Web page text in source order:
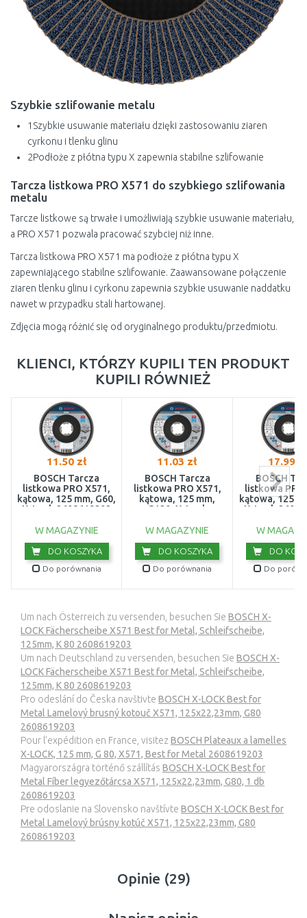
Szybkie szlifowanie metalu
1 Szybkie usuwanie materiału dzięki zastosowaniu ziaren
cyrkonu i tlenku glinu
2Podłoże z płótna typu X zapewnia stabilne szlifowanie
Tarcza listkowa PRO X571 do szybkiego szlifowania
metalu
Tarcze listkowe są trwałe i umożliwiają szybkie usuwanie materiału,
a PRO X571 pozwala pracować szybciej niż inne.
Tarcza listkowa PRO X571 ma podłoże z płótna typu X
zapewniającego stabilne szlifowanie. Zaawansowane połączenie
ziaren tlenku glinu i cyrkonu zapewnia szybkie usuwanie naddatku
nawet w przypadku stali hartowanej.
Zdjęcia mogą różnić się od oryginalnego produktu/przedmiotu.
KLIENCI, KTÓRZY KUPILI TEN PRODUKT
KUPILI RÓWNIEŻ
11.50 zł
BOSCH Tarcza
listkowa PRO X571,
kątowa, 125 mm, G60,
X-Lock 2608619202
W MAGAZYNIE
DO KOSZYKA
Do porównania
11.03 zł
BOSCH Tarcza
listkowa PRO X571,
kątowa, 125 mm,
G120, X-Lock
W MAGAZYNIE
DO KOSZYKA
Do porównania
17.99
BOSCH
listkowa PRO
kątowa, 125
X-Lock
W
DO
Do
Um nach Österreich zu versenden, besuchen Sie BOSCH X-
LOCK Fächerscheibe X571 Best for Metal, Schleifscheibe,
125mm, K 80 2608619203
Um nach Deutschland zu versenden, besuchen Sie BOSCH X-
LOCK Fächerscheibe X571 Best for Metal, Schleifscheibe,
125mm, K 80 2608619203
Pro odeslání do Česka navštivte BOSCH X-LOCK Best for
Metal Lamelový brusný kotouč X571, 125x22,23mm, G80
2608619203
Pour l’expédition en France, visitez BOSCH Plateaux a lamelles
X-LOCK, 125 mm, G 80, X571, Best for Metal 2608619203
Magyarországra történő szállítás BOSCH X-LOCK Best for
Metal Fíber legyezőtárcsa X571, 125x22,23mm, G80, 1 db
2608619203
Pre odoslanie na Slovensko navštívte BOSCH X-LOCK Best for
Metal Lamelový brúsny kotúč X571, 125x22,23mm, G80
2608619203
Opinie (29)